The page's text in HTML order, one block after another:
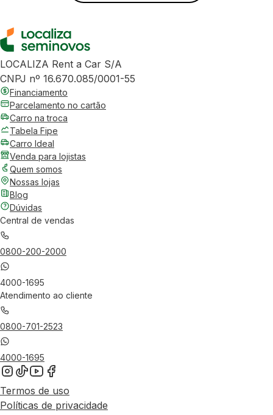
LOCALIZA Rent a Car S/A
CNPJ nº 16.670.085/0001-55
Financiamento
Parcelamento no cartão
Carro na troca
Tabela Fipe
Carro Ideal
Venda para lojistas
Quem somos
Nossas lojas
Blog
Dúvidas
Central de vendas
0800-200-2000
4000-1695
Atendimento ao cliente
0800-701-2523
4000-1695
Termos de uso
Políticas de privacidade